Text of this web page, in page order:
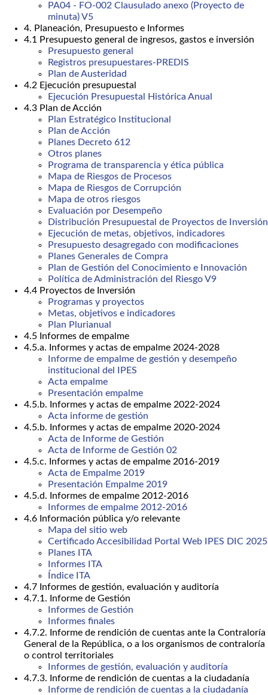
PA04 - FO-002 Clausulado anexo (Proyecto de
minuta) V5
4. Planeación, Presupuesto e Informes
4.1 Presupuesto general de ingresos, gastos e inversión
Presupuesto general
Registros presupuestares-PREDIS
Plan de Austeridad
4.2 Ejecución presupuestal
Ejecución Presupuestal Histórica Anual
4.3 Plan de Acción
Plan Estratégico Institucional
Plan de Acción
Planes Decreto 612
Otros planes
Programa de transparencia y ética pública
Mapa de Riesgos de Procesos
Mapa de Riesgos de Corrupción
Mapa de otros riesgos
Evaluación por Desempeño
Distribución Presupuestal de Proyectos de Inversión
Ejecución de metas, objetivos, indicadores
Presupuesto desagregado con modificaciones
Planes Generales de Compra
Plan de Gestión del Conocimiento e Innovación
Política de Administración del Riesgo V9
4.4 Proyectos de Inversión
Programas y proyectos
Metas, objetivos e indicadores
Plan Plurianual
4.5 Informes de empalme
4.5.a. Informes y actas de empalme 2024-2028
Informe de empalme de gestión y desempeño
institucional del IPES
Acta empalme
Presentación empalme
4.5.b. Informes y actas de empalme 2022-2024
Acta informe de gestión
4.5.b. Informes y actas de empalme 2020-2024
Acta de Informe de Gestión
Acta de Informe de Gestión 02
4.5.c. Informes y actas de empalme 2016-2019
Acta de Empalme 2019
Presentación Empalme 2019
4.5.d. Informes de empalme 2012-2016
Informes de empalme 2012-2016
4.6 Información pública y/o relevante
Mapa del sitio web
Certificado Accesibilidad Portal Web IPES DIC 2025
Planes ITA
Informes ITA
Índice ITA
4.7 Informes de gestión, evaluación y auditoría
4.7.1. Informe de Gestión
Informes de Gestión
Informes finales
4.7.2. Informe de rendición de cuentas ante la Contraloría
General de la República, o a los organismos de contraloría
o control territoriales
Informes de gestión, evaluación y auditoría
4.7.3. Informe de rendición de cuentas a la ciudadanía
Informe de rendición de cuentas a la ciudadanía